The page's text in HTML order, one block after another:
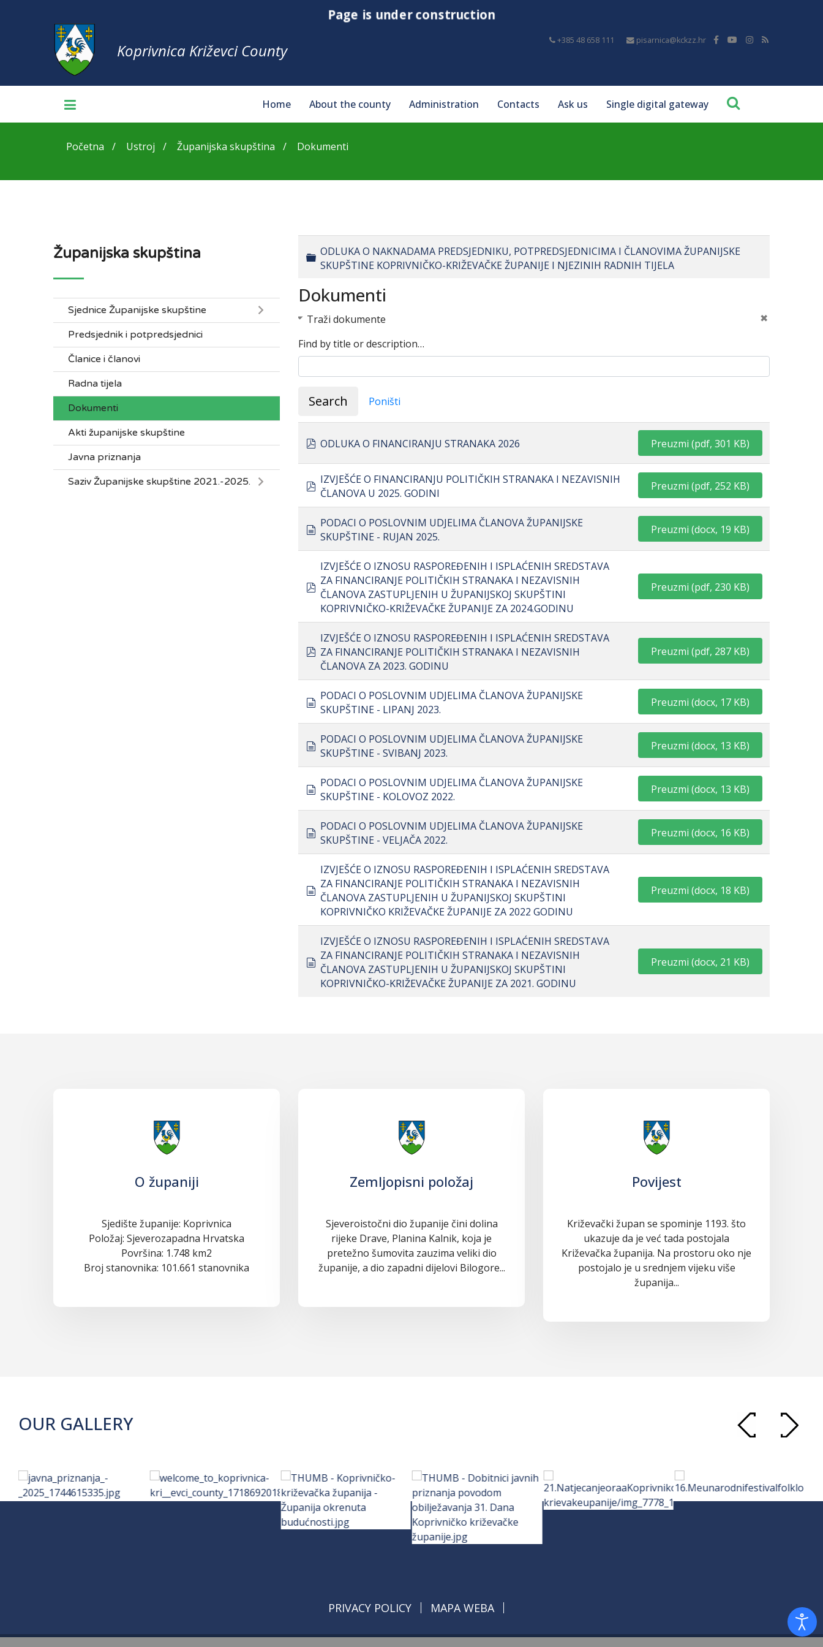
Page is under construction
+385 48 658 111 pisarnica@kckzz.hr
Koprivnica Križevci County
Home About the county Administration Contacts Ask us Single digital gateway
Početna Ustroj Županijska skupština Dokumenti
Županijska skupština
Sjednice Županijske skupštine
Predsjednik i potpredsjednici
Članice i članovi
Radna tijela
Dokumenti
Akti županijske skupštine
Javna priznanja
Saziv Županijske skupštine 2021.-2025.
Folder
ODLUKA O NAKNADAMA PREDSJEDNIKU, POTPREDSJEDNICIMA I ČLANOVIMA ŽUPANIJSKE
SKUPŠTINE KOPRIVNIČKO-KRIŽEVAČKE ŽUPANIJE I NJEZINIH RADNIH TIJELA
Dokumenti
Traži dokumente
Find by title or description…
Search Poništi
pdf
ODLUKA O FINANCIRANJU STRANAKA 2026 Preuzmi (pdf, 301 KB)
pdf
IZVJEŠĆE O FINANCIRANJU POLITIČKIH STRANAKA I NEZAVISNIH
ČLANOVA U 2025. GODINI
Preuzmi (pdf, 252 KB)
document
PODACI O POSLOVNIM UDJELIMA ČLANOVA ŽUPANIJSKE
SKUPŠTINE - RUJAN 2025.
Preuzmi (docx, 19 KB)
pdf
IZVJEŠĆE O IZNOSU RASPOREĐENIH I ISPLAĆENIH SREDSTAVA
ZA FINANCIRANJE POLITIČKIH STRANAKA I NEZAVISNIH
ČLANOVA ZASTUPLJENIH U ŽUPANIJSKOJ SKUPŠTINI
KOPRIVNIČKO-KRIŽEVAČKE ŽUPANIJE ZA 2024.GODINU
Preuzmi (pdf, 230 KB)
pdf
IZVJEŠĆE O IZNOSU RASPOREĐENIH I ISPLAĆENIH SREDSTAVA
ZA FINANCIRANJE POLITIČKIH STRANAKA I NEZAVISNIH
ČLANOVA ZA 2023. GODINU
Preuzmi (pdf, 287 KB)
document
PODACI O POSLOVNIM UDJELIMA ČLANOVA ŽUPANIJSKE
SKUPŠTINE - LIPANJ 2023.
Preuzmi (docx, 17 KB)
document
PODACI O POSLOVNIM UDJELIMA ČLANOVA ŽUPANIJSKE
SKUPŠTINE - SVIBANJ 2023.
Preuzmi (docx, 13 KB)
document
PODACI O POSLOVNIM UDJELIMA ČLANOVA ŽUPANIJSKE
SKUPŠTINE - KOLOVOZ 2022.
Preuzmi (docx, 13 KB)
document
PODACI O POSLOVNIM UDJELIMA ČLANOVA ŽUPANIJSKE
SKUPŠTINE - VELJAČA 2022.
Preuzmi (docx, 16 KB)
document
IZVJEŠĆE O IZNOSU RASPOREĐENIH I ISPLAĆENIH SREDSTAVA
ZA FINANCIRANJE POLITIČKIH STRANAKA I NEZAVISNIH
ČLANOVA ZASTUPLJENIH U ŽUPANIJSKOJ SKUPŠTINI
KOPRIVNIČKO KRIŽEVAČKE ŽUPANIJE ZA 2022 GODINU
Preuzmi (docx, 18 KB)
document
IZVJEŠĆE O IZNOSU RASPOREĐENIH I ISPLAĆENIH SREDSTAVA
ZA FINANCIRANJE POLITIČKIH STRANAKA I NEZAVISNIH
ČLANOVA ZASTUPLJENIH U ŽUPANIJSKOJ SKUPŠTINI
KOPRIVNIČKO-KRIŽEVAČKE ŽUPANIJE ZA 2021. GODINU
Preuzmi (docx, 21 KB)
O županiji
Sjedište županije: Koprivnica
Položaj: Sjeverozapadna Hrvatska
Površina: 1.748 km2
Broj stanovnika: 101.661 stanovnika
Zemljopisni položaj
Sjeveroistočni dio županije čini dolina
rijeke Drave, Planina Kalnik, koja je
pretežno šumovita zauzima veliki dio
županije, a dio zapadni dijelovi Bilogore...
Povijest
Križevački župan se spominje 1193. što
ukazuje da je već tada postojala
Križevačka županija. Na prostoru oko nje
postojalo je u srednjem vijeku više
županija...
OUR GALLERY
PRIVACY POLICY MAPA WEBA